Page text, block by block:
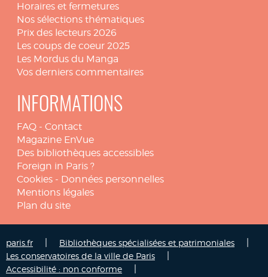
Horaires et fermetures
Nos sélections thématiques
Prix des lecteurs 2026
Les coups de coeur 2025
Les Mordus du Manga
Vos derniers commentaires
INFORMATIONS
FAQ - Contact
Magazine EnVue
Des bibliothèques accessibles
Foreign in Paris ?
Cookies - Données personnelles
Mentions légales
Plan du site
paris.fr Bibliothèques spécialisées et patrimoniales
Les conservatoires de la ville de Paris
Accessibilité : non conforme